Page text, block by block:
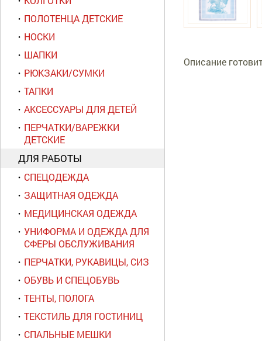
ПОЛОТЕНЦА ДЕТСКИЕ
НОСКИ
ШАПКИ
РЮКЗАКИ/СУМКИ
ТАПКИ
АКСЕССУАРЫ ДЛЯ ДЕТЕЙ
ПЕРЧАТКИ/ВАРЕЖКИ
ДЕТСКИЕ
ДЛЯ РАБОТЫ
СПЕЦОДЕЖДА
ЗАЩИТНАЯ ОДЕЖДА
МЕДИЦИНСКАЯ ОДЕЖДА
УНИФОРМА И ОДЕЖДА ДЛЯ
СФЕРЫ ОБСЛУЖИВАНИЯ
ПЕРЧАТКИ, РУКАВИЦЫ, СИЗ
ОБУВЬ И СПЕЦОБУВЬ
ТЕНТЫ, ПОЛОГА
ТЕКСТИЛЬ ДЛЯ ГОСТИНИЦ
СПАЛЬНЫЕ МЕШКИ
Описание